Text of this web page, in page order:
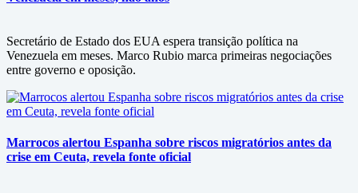
Secretário de Estado dos EUA espera transição política na
Venezuela em meses. Marco Rubio marca primeiras negociações
entre governo e oposição.
Marrocos alertou Espanha sobre riscos migratórios antes da
crise em Ceuta, revela fonte oficial